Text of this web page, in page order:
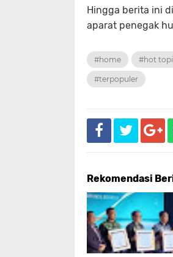
Hingga berita ini
aparat penegak
#home #hot
#terpopuler
Rekomendasi